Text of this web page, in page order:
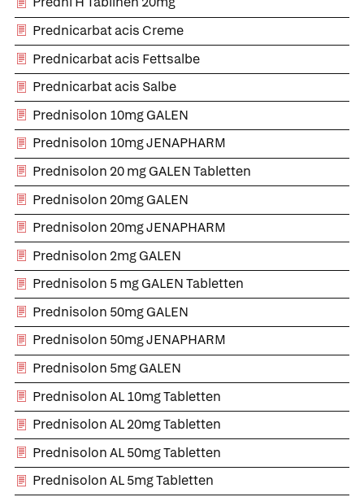
Prednicarbat acis Creme
Prednicarbat acis Fettsalbe
Prednicarbat acis Salbe
Prednisolon 10mg GALEN
Prednisolon 10mg JENAPHARM
Prednisolon 20 mg GALEN Tabletten
Prednisolon 20mg GALEN
Prednisolon 20mg JENAPHARM
Prednisolon 2mg GALEN
Prednisolon 5 mg GALEN Tabletten
Prednisolon 50mg GALEN
Prednisolon 50mg JENAPHARM
Prednisolon 5mg GALEN
Prednisolon AL 10mg Tabletten
Prednisolon AL 20mg Tabletten
Prednisolon AL 50mg Tabletten
Prednisolon AL 5mg Tabletten